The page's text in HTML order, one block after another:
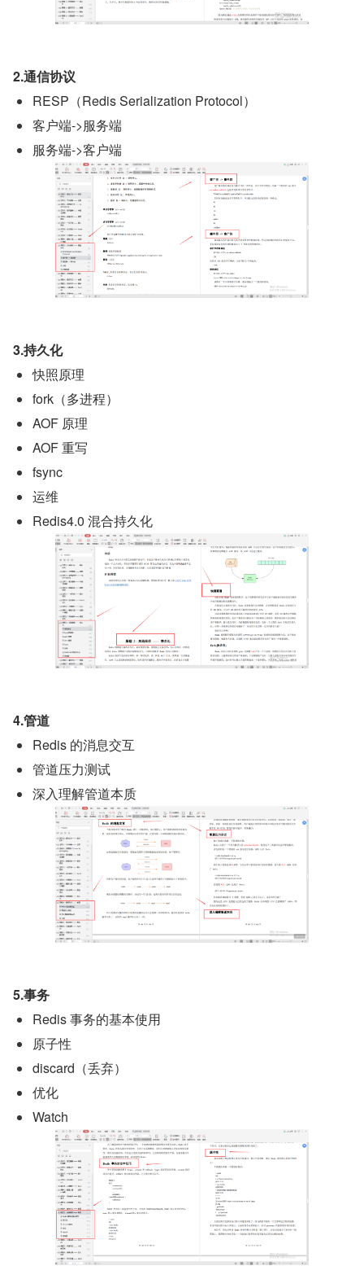
2.通信协议
RESP（Redis Serialization Protocol）
客户端->服务端
服务端->客户端
3.持久化
快照原理
fork（多进程）
AOF 原理
AOF 重写
fsync
运维
Redis4.0 混合持久化
4.管道
Redis 的消息交互
管道压力测试
深入理解管道本质
5.事务
Redis 事务的基本使用
原子性
discard（丢弃）
优化
Watch